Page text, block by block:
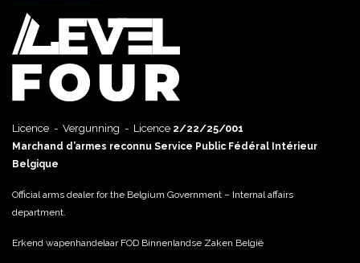
Licence - Vergunning - Licence 2/22/25/001
Marchand d’armes reconnu Service Public Fédéral Intérieur
Belgique
Official arms dealer for the Belgium Government – Internal affairs
department.
Erkend wapenhandelaar FOD Binnenlandse Zaken België